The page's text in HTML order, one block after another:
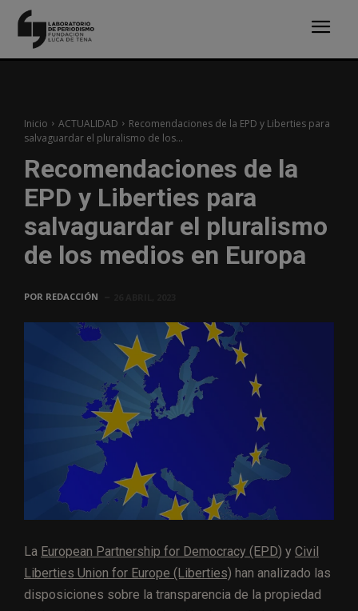
Inicio ACTUALIDAD
Recomendaciones de la EPD y Liberties para
salvaguardar el pluralismo de los...
Recomendaciones de la
EPD y Liberties para
salvaguardar el pluralismo
de los medios en Europa
POR REDACCIÓN
La European Partnership for Democracy (EPD) y Civil
Liberties Union for Europe (Liberties) han analizado las
disposiciones sobre la transparencia de la propiedad